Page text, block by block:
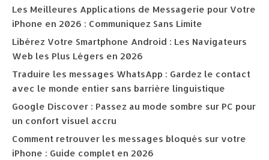
Les Meilleures Applications de Messagerie pour Votre
iPhone en 2026 : Communiquez Sans Limite
Libérez Votre Smartphone Android : Les Navigateurs
Web les Plus Légers en 2026
Traduire les messages WhatsApp : Gardez le contact
avec le monde entier sans barrière linguistique
Google Discover : Passez au mode sombre sur PC pour
un confort visuel accru
Comment retrouver les messages bloqués sur votre
iPhone : Guide complet en 2026